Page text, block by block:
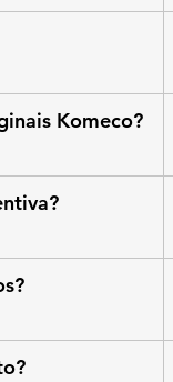
Komeco?